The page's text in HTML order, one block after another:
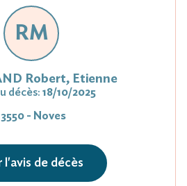
RM
Robert, Etienne
décès: 18/10/2025
- Noves
l'avis de décès